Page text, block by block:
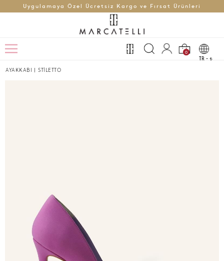
Uygulamaya Özel Ücretsiz Kargo ve Fırsat Ürünleri
0
TR - t
AYAKKABI | STİLETTO